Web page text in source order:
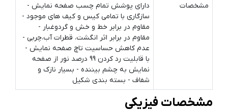
مشخصات
دارای پوشش تمام چسب صفحه نمایش -
سازگاری با تمامی کیس و کیف های موجود -
مقاوم در برابر خط و خش و گردوغبار -
مقاوم در برابر اثر انگشت، قطرات آب،چربی -
عدم کاهش حساسیت تاچ صفحه نمایش -
با قابلیت رد کردن 99 درصد نور از صفحه
نمایش به چشم بیننده - بسیار نازک و
شفاف - بسته بندی شکیل
مشخصات فیزیکی